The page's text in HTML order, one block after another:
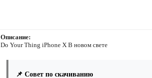
Описание:
Do Your Thing iPhone X В новом свете
📌 Совет по скачиванию